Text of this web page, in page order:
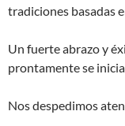
tradiciones basadas
Un fuerte abrazo y
prontamente se
Nos despedimos